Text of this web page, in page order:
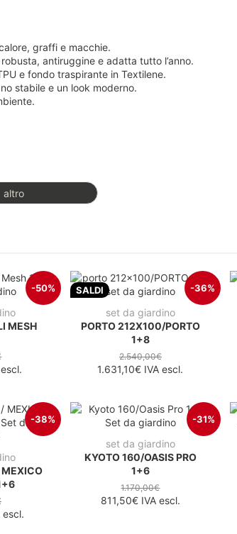
graffi e macchie.
antiruggine e adatta tutto l’anno.
e fondo traspirante in Textilene.
stabile e un look moderno.
altro
-50%
MESH
SALDI -36%
set da giardino
PORTO 212X100/PORTO
1+8
2.540,00€
1.631,10€ IVA escl.
-38%
escl.
-31%
set da giardino
KYOTO 160/OASIS PRO
1+6
1.170,00€
811,50€IVA escl.